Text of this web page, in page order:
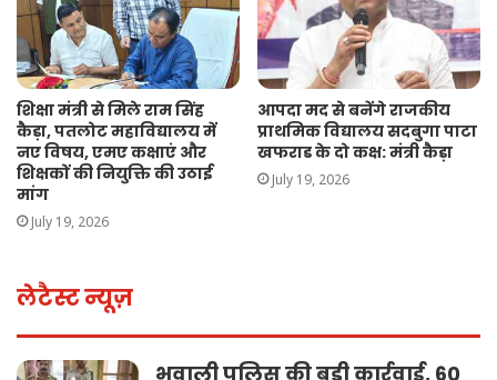
शिक्षा मंत्री से मिले राम सिंह
कैड़ा, पतलोट महाविद्यालय में
नए विषय, एमए कक्षाएं और
शिक्षकों की नियुक्ति की उठाई
मांग
July 19, 2026
आपदा मद से बनेंगे राजकीय
प्राथमिक विद्यालय सदबुगा पाटा
खफराड के दो कक्ष: मंत्री कैड़ा
July 19, 2026
लेटैस्ट न्यूज़
भवाली पुलिस की बड़ी कार्रवाई, 60